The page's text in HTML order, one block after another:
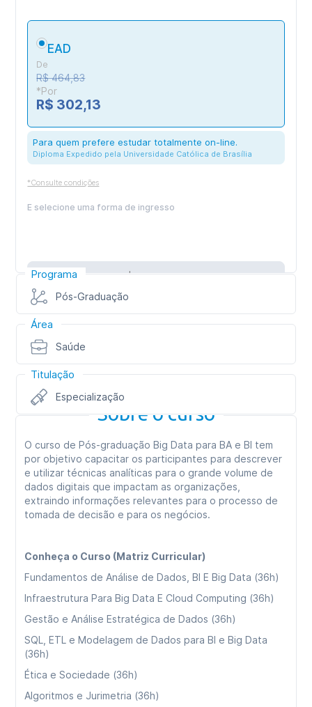
Programa
Pós-Graduação
Área
Saúde
Titulação
Especialização
Sobre o curso
O curso de Pós-graduação Big Data para BA e BI tem
por objetivo capacitar os participantes para descrever
e utilizar técnicas analíticas para o grande volume de
dados digitais que impactam as organizações,
extraindo informações relevantes para o processo de
tomada de decisão e para os negócios.
Conheça o Curso (Matriz Curricular)
Fundamentos de Análise de Dados, BI E Big Data (36h)
Infraestrutura Para Big Data E Cloud Computing (36h)
Gestão e Análise Estratégica de Dados (36h)
SQL, ETL e Modelagem de Dados para BI e Big Data
(36h)
Ética e Sociedade (36h)
Algoritmos e Jurimetria (36h)
EAD
De
R$ 464,83
*Por
R$ 302,13
Para quem prefere estudar totalmente on-line.
Diploma Expedido pela Universidade Católica de Brasília
*Consulte condições
E selecione uma forma de ingresso
Inscreva-se